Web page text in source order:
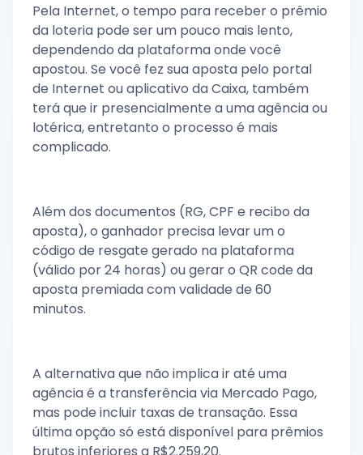
Pela Internet, o tempo para receber o prêmio
da loteria pode ser um pouco mais lento,
dependendo da plataforma onde você
apostou. Se você fez sua aposta pelo portal
de Internet ou aplicativo da Caixa, também
terá que ir presencialmente a uma agência ou
lotérica, entretanto o processo é mais
complicado.
Além dos documentos (RG, CPF e recibo da
aposta), o ganhador precisa levar um o
código de resgate gerado na plataforma
(válido por 24 horas) ou gerar o QR code da
aposta premiada com validade de 60
minutos.
A alternativa que não implica ir até uma
agência é a transferência via Mercado Pago,
mas pode incluir taxas de transação. Essa
última opção só está disponível para prêmios
brutos inferiores a R$2.259,20.